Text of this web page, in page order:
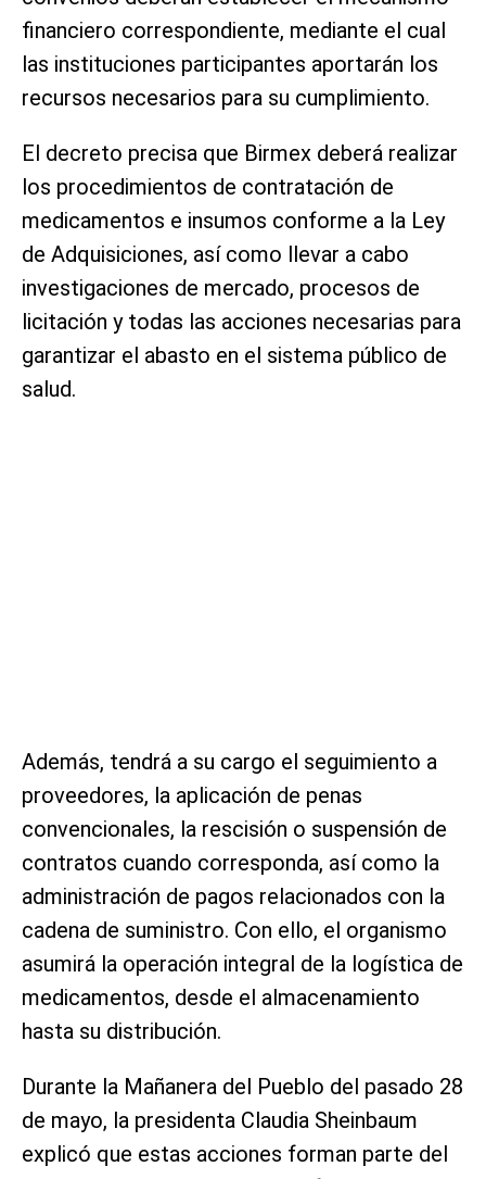
financiero correspondiente, mediante el cual
las instituciones participantes aportarán los
recursos necesarios para su cumplimiento.
El decreto precisa que Birmex deberá realizar
los procedimientos de contratación de
medicamentos e insumos conforme a la Ley
de Adquisiciones, así como llevar a cabo
investigaciones de mercado, procesos de
licitación y todas las acciones necesarias para
garantizar el abasto en el sistema público de
salud.
Además, tendrá a su cargo el seguimiento a
proveedores, la aplicación de penas
convencionales, la rescisión o suspensión de
contratos cuando corresponda, así como la
administración de pagos relacionados con la
cadena de suministro. Con ello, el organismo
asumirá la operación integral de la logística de
medicamentos, desde el almacenamiento
hasta su distribución.
Durante la Mañanera del Pueblo del pasado 28
de mayo, la presidenta Claudia Sheinbaum
explicó que estas acciones forman parte del